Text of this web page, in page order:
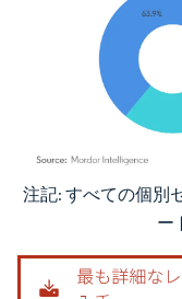
画像 © Mordor
注記: すべての個別
ー